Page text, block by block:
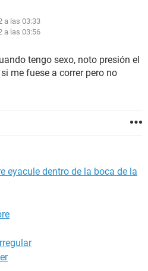
a las 03:33
a las 03:56
tengo sexo, noto presión el
me fuese a correr pero no
eyacule dentro de la boca de la